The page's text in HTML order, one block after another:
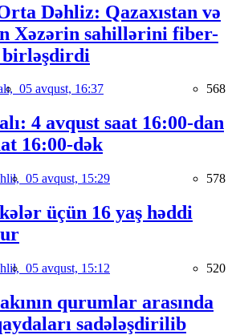
Dəhliz: Qazaxıstan və
Xəzərin sahillərini fiber-
05 avqust, 16:37 568
4 avqust saat 16:00-dan
16:00-dək
05 avqust, 15:29 578
üçün 16 yaş həddi
05 avqust, 15:12 520
qurumlar arasında
sadələşdirilib